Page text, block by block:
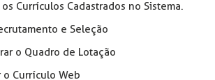
Currículos Cadastrados no Sistema.
e Seleção
o Quadro de Lotação
o Currículo Web